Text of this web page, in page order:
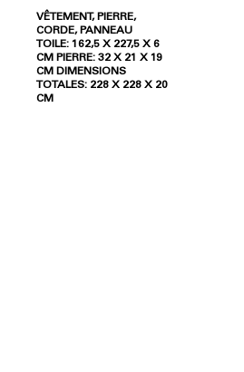
VÊTEMENT, PIERRE,
CORDE, PANNEAU
TOILE: 162,5 X 227,5 X 6
CM PIERRE: 32 X 21 X 19
CM DIMENSIONS
TOTALES: 228 X 228 X 20
CM